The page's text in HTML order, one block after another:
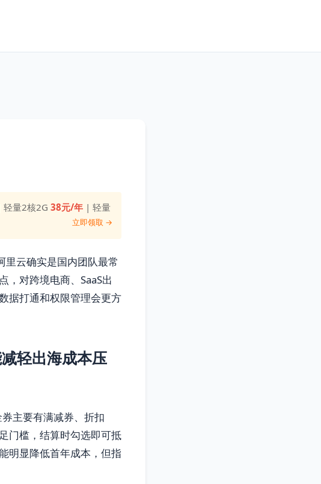
量2核2G 38元/年| 轻量
立即领取 →
里云确实是国内团队最常
，对跨境电商、SaaS出
据打通和权限管理会更方
轻出海成本压
主要有满减券、折扣
门槛，结算时勾选即可抵
明显降低首年成本，但指